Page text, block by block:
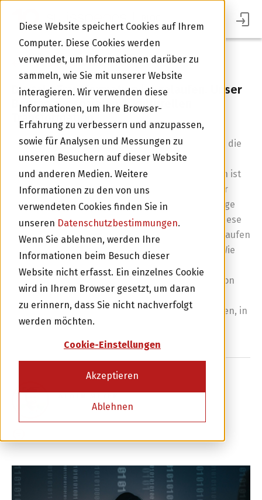
Diese Website speichert Cookies auf Ihrem
Computer. Diese Cookies werden
verwendet, um Informationen darüber zu
sammeln, wie Sie mit unserer Website
interagieren. Wir verwenden diese
Informationen, um Ihre Browser-
Erfahrung zu verbessern und anzupassen,
sowie für Analysen und Messungen zu
unseren Besuchern auf dieser Website
und anderen Medien. Weitere
Informationen zu den von uns
verwendeten Cookies finden Sie in
unseren Datenschutzbestimmungen.
Wenn Sie ablehnen, werden Ihre
Informationen beim Besuch dieser
Website nicht erfasst. Ein einzelnes Cookie
wird in Ihrem Browser gesetzt, um daran
zu erinnern, dass Sie nicht nachverfolgt
werden möchten.
Cookie-Einstellungen
Akzeptieren
Ablehnen
Im Portal Anmelden
Investor werden
oder
Zurück zur Übersicht
Digitale Transformation ist gelaufen: Unser
Beitrag zur sozialen & kulturellen
Transformation
Viel wird gesprochen über Digitalisierung und wie die
digitale Transformation gerade mit Corona einen
Schub erfahren habe. Die digitale Transformation ist
aber nichts neues, sie begann bereits in den 60er
Jahren mit den ersten Computern. Gemäss Aussage
von Adrian Honegger, Baloise Versicherung, sei diese
Transformation zumindest technisch faktisch gelaufen
– aber die Menschen müssen abgeholt werden. Wie
also schaffen wir die soziale und kulturelle
Transformation, welche die digitale Transformation
mit sich bringt? Dazu möchten wir bei swisspeers
ebenfalls einen Beitrag leisten. Wie wir das machen, in
unserem heutigen Blog Post.
9 OKTOBER 2020